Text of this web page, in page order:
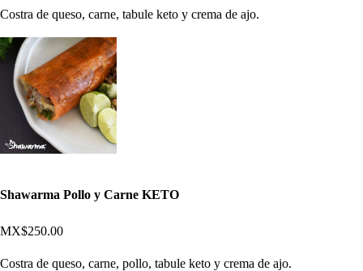
Costra de queso, carne, tabule keto y crema de ajo.
Shawarma Pollo y Carne KETO
MX$250.00
Costra de queso, carne, pollo, tabule keto y crema de ajo.